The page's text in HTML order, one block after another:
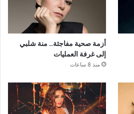
أزمة صحية مفاجئة.. منة شلبي
إلى غرفة العمليات
منذ 8 ساعات